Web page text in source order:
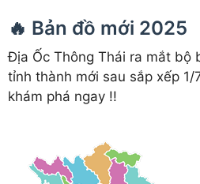
🔥 Bản đồ mới 2025
Địa Ốc Thông Thái ra mắt bộ
tỉnh thành mới sau sắp xếp
khám phá ngay !!